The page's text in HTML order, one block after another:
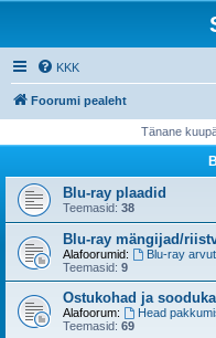
KKK
Foorumi pealeht
Tänane
Blu-ray plaadid
Teemasid: 38
Blu-ray mängijad/
Alafoorumid: Blu-ray
Teemasid: 9
Ostukohad ja
Alafoorum:
Head
Teemasid: 69